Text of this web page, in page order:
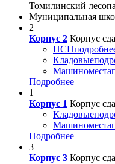
Томилинский
Муниципальная
2
Корпус 2 Корпус
ПСН
Кладовые
Машиноместа
Подробнее
1
Корпус 1 Корпус
Кладовые
Машиноместа
Подробнее
3
Корпус 3 Корпус